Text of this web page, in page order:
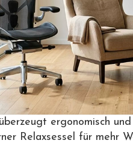
ergonomisch
Relaxsessel für mehr